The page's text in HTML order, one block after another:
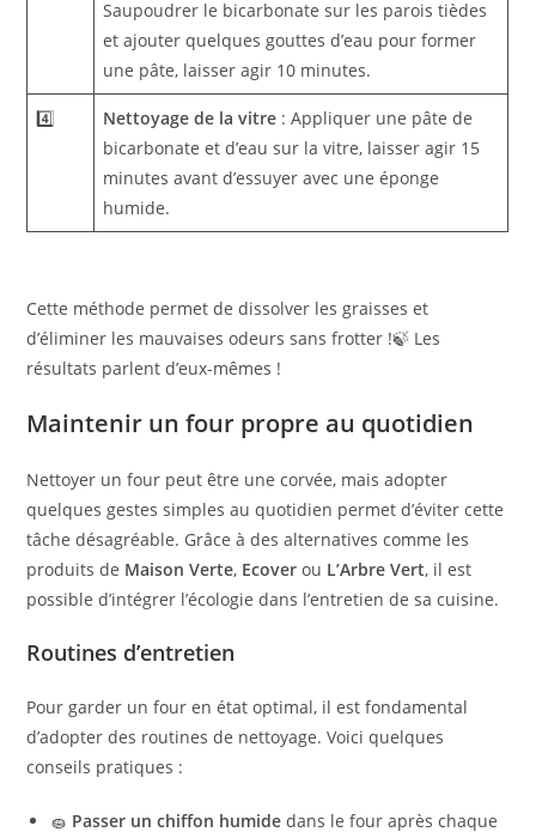
Saupoudrer le bicarbonate sur les parois tièdes
et ajouter quelques gouttes d’eau pour former
une pâte, laisser agir 10 minutes.
4️⃣ Nettoyage de la vitre : Appliquer une pâte de
bicarbonate et d’eau sur la vitre, laisser agir 15
minutes avant d’essuyer avec une éponge
humide.
Cette méthode permet de dissolver les graisses et
d’éliminer les mauvaises odeurs sans frotter !🍃 Les
résultats parlent d’eux-mêmes !
Maintenir un four propre au quotidien
Nettoyer un four peut être une corvée, mais adopter
quelques gestes simples au quotidien permet d’éviter cette
tâche désagréable. Grâce à des alternatives comme les
produits de Maison Verte, Ecover ou L’Arbre Vert, il est
possible d’intégrer l’écologie dans l’entretien de sa cuisine.
Routines d’entretien
Pour garder un four en état optimal, il est fondamental
d’adopter des routines de nettoyage. Voici quelques
conseils pratiques :
🧽 Passer un chiffon humide dans le four après chaque